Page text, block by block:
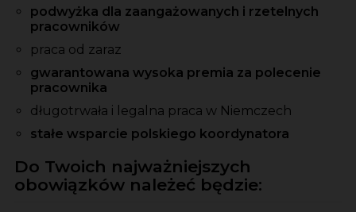
podwyżka dla zaangażowanych i rzetelnych
pracowników
praca od zaraz
gwarantowana wysoka premia za polecenie
pracownika
długotrwała i legalna praca w Niemczech
stałe wsparcie polskiego koordynatora
Do Twoich najważniejszych
obowiązków należeć będzie: